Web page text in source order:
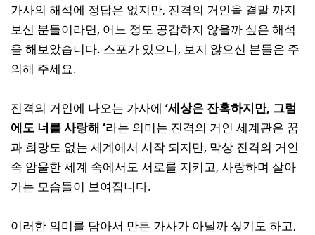
가사의 해석에 정답은 없지만, 진격의 거인을 결말 까지
보신 분들이라면, 어느 정도 공감하지 않을까 싶은 해석
을 해보았습니다. 스포가 있으니, 보지 않으신 분들은 주
의해 주세요.
진격의 거인에 나오는 가사에 ‘세상은 잔혹하지만, 그럼
에도 너를 사랑해 ‘라는 의미는 진격의 거인 세계관은 꿈
과 희망도 없는 세계에서 시작 되지만, 막상 진격의 거인
속 암울한 세계 속에서도 서로를 지키고, 사랑하며 살아
가는 모습들이 보여집니다.
이러한 의미를 담아서 만든 가사가 아닐까 싶기도 하고,